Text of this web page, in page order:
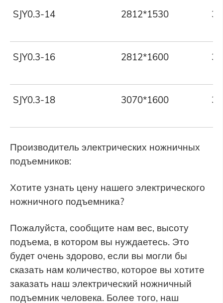
SJY0.3-14 2812*1530
SJY0.3-16 2812*1600
SJY0.3-18 3070*1600
Производитель электрических ножничных
подъемников:
Хотите узнать цену нашего электрического
ножничного подъемника?
Пожалуйста, сообщите нам вес, высоту
подъема, в котором вы нуждаетесь. Это
будет очень здорово, если вы могли бы
сказать нам количество, которое вы хотите
заказать наш электрический ножничный
подъемник человека. Более того, наш